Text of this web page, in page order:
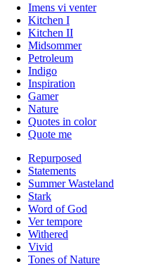
Imens vi venter
Kitchen I
Kitchen II
Midsommer
Petroleum
Indigo
Inspiration
Gamer
Nature
Quotes in color
Quote me
Repurposed
Statements
Summer Wasteland
Stark
Word of God
Ver tempore
Withered
Vivid
Tones of Nature